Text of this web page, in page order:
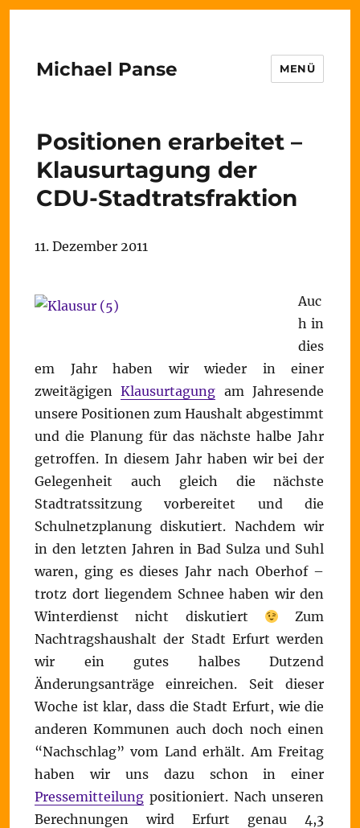
Michael Panse MENÜ
Positionen erarbeitet –
Klausurtagung der
CDU-Stadtratsfraktion
11. Dezember 2011
Auc
h in
dies
em Jahr haben wir wieder in einer
zweitägigenKlausurtagung am Jahresende
unsere Positionen zum Haushalt abgestimmt
und die Planung für das nächste halbe Jahr
getroffen. In diesem Jahr haben wir bei der
Gelegenheit auch gleich die nächste
Stadtratssitzung vorbereitet und die
Schulnetzplanung diskutiert. Nachdem wir
in den letzten Jahren in Bad Sulza und Suhl
waren, ging es dieses Jahr nach Oberhof –
trotz dort liegendem Schnee haben wir den
Winterdienst nicht diskutiert
Zum
Nachtragshaushalt der Stadt Erfurt werden
wir ein gutes halbes Dutzend
Änderungsanträge einreichen. Seit dieser
Woche ist klar, dass die Stadt Erfurt, wie die
anderen Kommunen auch doch noch einen
“Nachschlag” vom Land erhält. Am Freitag
haben wir uns dazu schon in einer
Pressemitteilung positioniert. Nach unseren
Berechnungen wird Erfurt genau 4,3